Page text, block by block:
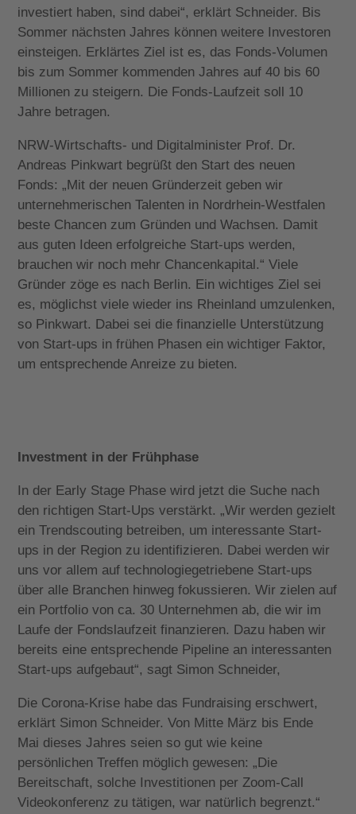
investiert haben, sind dabei“, erklärt Schneider. Bis
Sommer nächsten Jahres können weitere Investoren
einsteigen. Erklärtes Ziel ist es, das Fonds-Volumen
bis zum Sommer kommenden Jahres auf 40 bis 60
Millionen zu steigern. Die Fonds-Laufzeit soll 10
Jahre betragen.
NRW-Wirtschafts- und Digitalminister Prof. Dr.
Andreas Pinkwart begrüßt den Start des neuen
Fonds: „Mit der neuen Gründerzeit geben wir
unternehmerischen Talenten in Nordrhein-Westfalen
beste Chancen zum Gründen und Wachsen. Damit
aus guten Ideen erfolgreiche Start-ups werden,
brauchen wir noch mehr Chancenkapital.“ Viele
Gründer zöge es nach Berlin. Ein wichtiges Ziel sei
es, möglichst viele wieder ins Rheinland umzulenken,
so Pinkwart. Dabei sei die finanzielle Unterstützung
von Start-ups in frühen Phasen ein wichtiger Faktor,
um entsprechende Anreize zu bieten.
Investment in der Frühphase
In der Early Stage Phase wird jetzt die Suche nach
den richtigen Start-Ups verstärkt. „Wir werden gezielt
ein Trendscouting betreiben, um interessante Start-
ups in der Region zu identifizieren. Dabei werden wir
uns vor allem auf technologiegetriebene Start-ups
über alle Branchen hinweg fokussieren. Wir zielen auf
ein Portfolio von ca. 30 Unternehmen ab, die wir im
Laufe der Fondslaufzeit finanzieren. Dazu haben wir
bereits eine entsprechende Pipeline an interessanten
Start-ups aufgebaut“, sagt Simon Schneider,
Die Corona-Krise habe das Fundraising erschwert,
erklärt Simon Schneider. Von Mitte März bis Ende
Mai dieses Jahres seien so gut wie keine
persönlichen Treffen möglich gewesen: „Die
Bereitschaft, solche Investitionen per Zoom-Call
Videokonferenz zu tätigen, war natürlich begrenzt.“